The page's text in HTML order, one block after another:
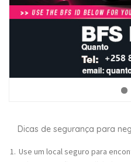
Dicas de segurança para
Use um local seguro para